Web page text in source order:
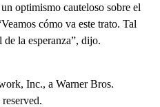
optimismo cauteloso sobre el
cómo va este trato. Tal
la esperanza”, dijo.
Inc., a Warner Bros.